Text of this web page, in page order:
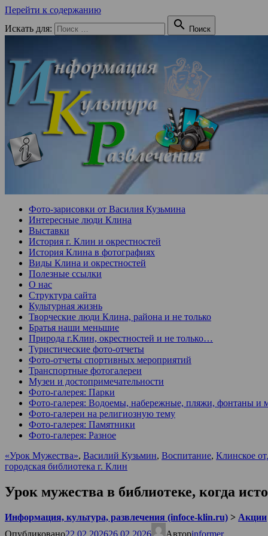
Перейти к содержанию
Искать для:
 Поиск
Фото-зарисовки от Василия Кузьмина
Интересные люди Клина
Выставки
История г. Клин и окрестностей
История Клина в фотографиях
Виды Клина и окрестностей
Полезные ссылки
О нас
Структура сайта
Культурная жизнь
Творческие люди Клина, района и не только
Братья наши меньшие
Природа г.Клин, окрестностей и не только…
Туристические фото-отчеты
Фото-отчеты спортивных мероприятий
Транспортные фотогалереи
Музеи и достопримечательности
Фото-галерея: Парки
Фото-галерея: Водоемы, набережные, пляжи, фонтаны и
Фото-галереи на религиозную тему
Фото-галерея: Памятники
Фото-галерея: Разное
«Урок Мужества», Василий Кузьмин, Воспитание, Клинское
городская библиотека г. Клин
Урок мужества в библиотеке, когда
Информация, культура, развлечения (infoce-klin.ru) > Акции
Опубликовано22.02.202626.02.2026 Авторinformer